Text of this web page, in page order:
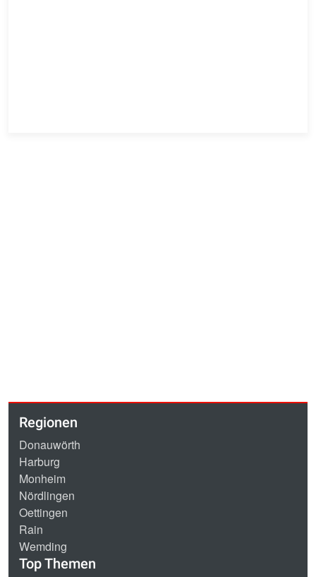
Regionen
Donauwörth
Harburg
Monheim
Nördlingen
Oettingen
Rain
Wemding
Top Themen